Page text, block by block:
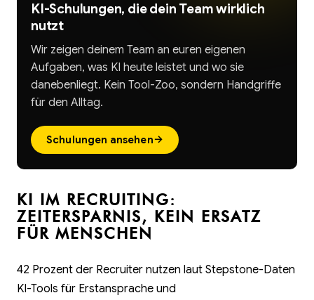
KI-Schulungen, die dein Team wirklich
nutzt
Wir zeigen deinem Team an euren eigenen
Aufgaben, was KI heute leistet und wo sie
danebenliegt. Kein Tool-Zoo, sondern Handgriffe
für den Alltag.
Schulungen ansehen→
KI IM RECRUITING:
ZEITERSPARNIS, KEIN ERSATZ
FÜR MENSCHEN
42 Prozent der Recruiter nutzen laut Stepstone-Daten
KI-Tools für Erstansprache und